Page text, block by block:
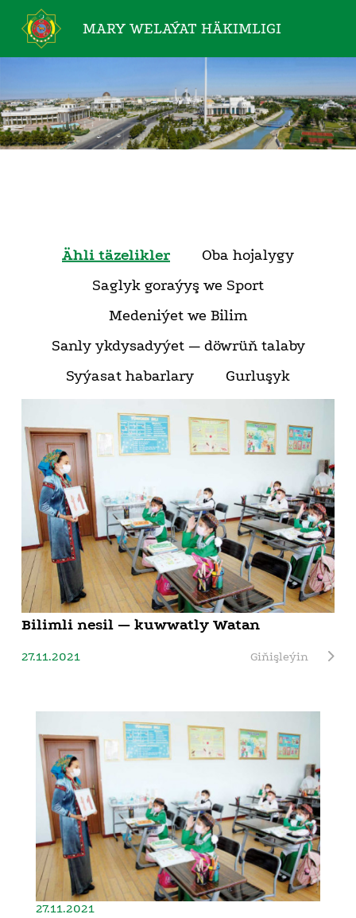
MARY WELAÝAT HÄKIMLIGI
Ähli täzelikler
Oba hojalygy
Saglyk goraýyş we Sport
Medeniýet we Bilim
Sanly ykdysadyýet — döwrüň talaby
Syýasat habarlary
Gurluşyk
Bilimli nesil — kuwwatly Watan
27.11.2021 Giňişleýin
27.11.2021